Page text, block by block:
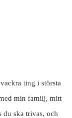
ting i största
min familj, mitt
du ska trivas, och